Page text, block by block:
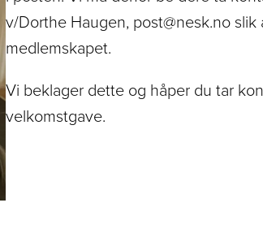
v/Dorthe Haugen, post@nesk.no
medlemskapet.
Vi beklager dette og håper du tar
velkomstgave.